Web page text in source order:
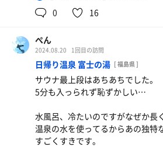
0 16
ぺん
2024.08.20 1回目の訪問
日帰り温泉 富士の湯 [ 福島県 ]
サウナ最上段はあちあちでした。
5分も入っられず恥ずかしい…
水風呂、冷たいのですがなぜか長
温泉の水を使ってるからあの独特
すごくすきです。